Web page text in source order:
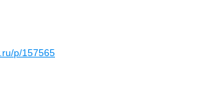
p/157565